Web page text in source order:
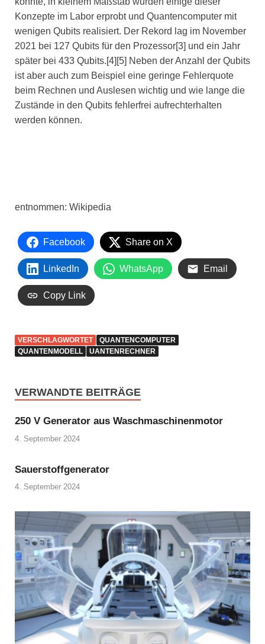
Konzepte im Labor erprobt und Quantencomputer mit
wenigen Qubits realisiert. Der Rekord lag im November
2021 bei 127 Qubits für den Prozessor[3] und ein Jahr
später bei 433 Qubits.[4][5] Neben der Anzahl der Qubits
ist aber auch zum Beispiel eine geringe Fehlerquote
beim Rechnen und Auslesen wichtig und wie lange die
Zustände in den Qubits fehlerfrei aufrechterhalten
werden können.
entnommen: Wikipedia
Facebook Share on X
LinkedIn WhatsApp Email
Copy Link
VERSCHLAGWORTET
QUANTENCOMPUTER
QUANTENMODELL
UANTENRECHNER
VERWANDTE BEITRÄGE
250 V Generator aus Waschmaschinenmotor
4. September 2024
Sauerstoffgenerator
4. September 2024